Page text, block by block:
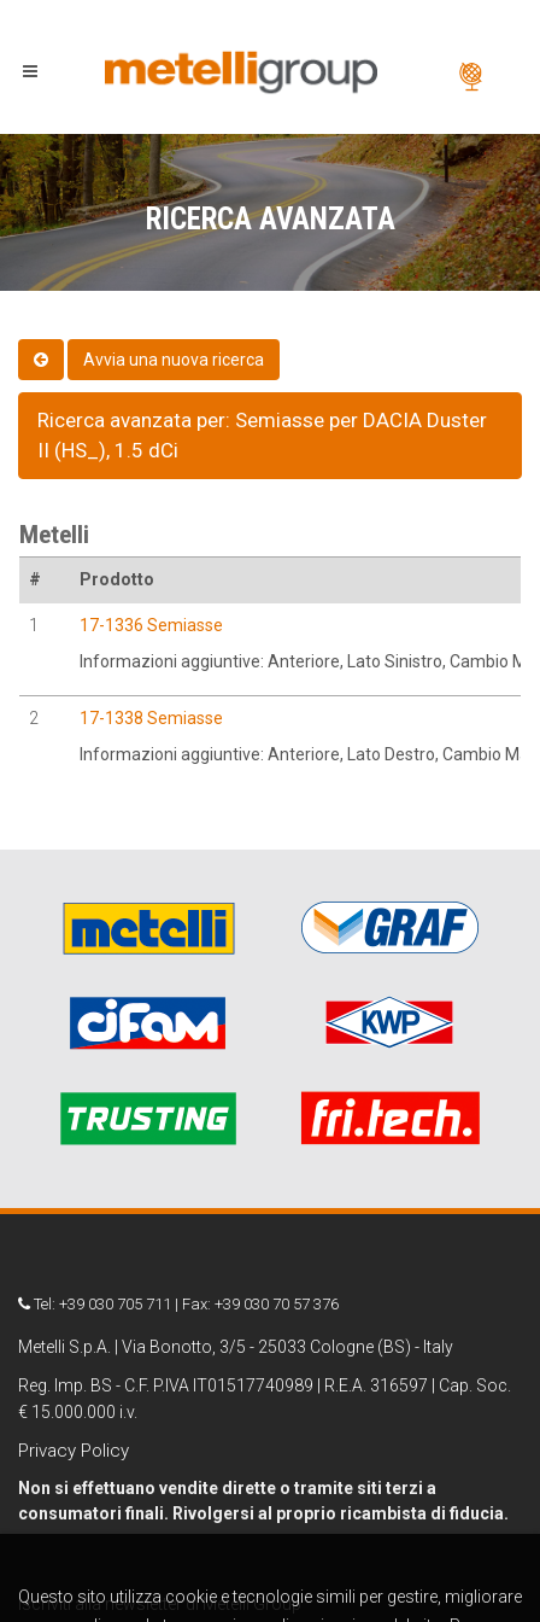
RICERCA AVANZATA
Ricerca avanzata per: Semiasse per DACIA Duster
II (HS_), 1.5 dCi
Metelli
# Prodotto
1
17-1336 Semiasse
Informazioni aggiuntive: Anteriore, Lato Sinistro, Cambio
2
17-1338 Semiasse
Informazioni aggiuntive: Anteriore, Lato Destro, Cambio
Tel: +39 030 705 711 | Fax: +39 030 70 57 376
Metelli S.p.A. | Via Bonotto, 3/5 - 25033 Cologne (BS) - Italy
Reg. Imp. BS - C.F. P.IVA IT01517740989 | R.E.A. 316597 | Cap. Soc.
€ 15.000.000 i.v.
Privacy Policy
Non si effettuano vendite dirette o tramite siti terzi a
consumatori finali. Rivolgersi al proprio ricambista di fiducia.
Iscriviti alla newsletter di Metelli Group
Questo sito utilizza cookie e tecnologie simili per gestire, migliorare